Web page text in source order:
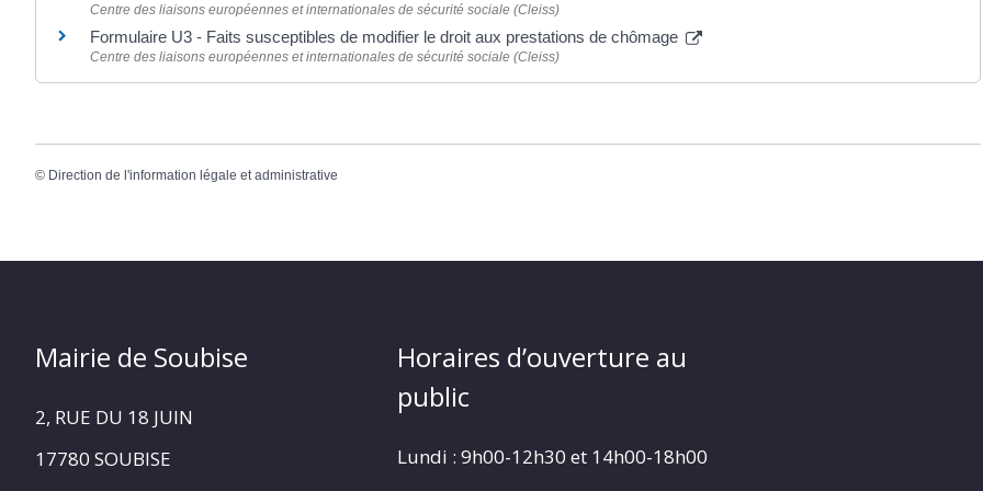
Centre des liaisons européennes et internationales de sécurité sociale (Cleiss)
Formulaire U3 - Faits susceptibles de modifier le droit aux prestations de chômage
Centre des liaisons européennes et internationales de sécurité sociale (Cleiss)
© Direction de l'information légale et administrative
Mairie de Soubise
2, RUE DU 18 JUIN
17780 SOUBISE
Horaires d’ouverture au
public
Lundi : 9h00-12h30 et 14h00-18h00